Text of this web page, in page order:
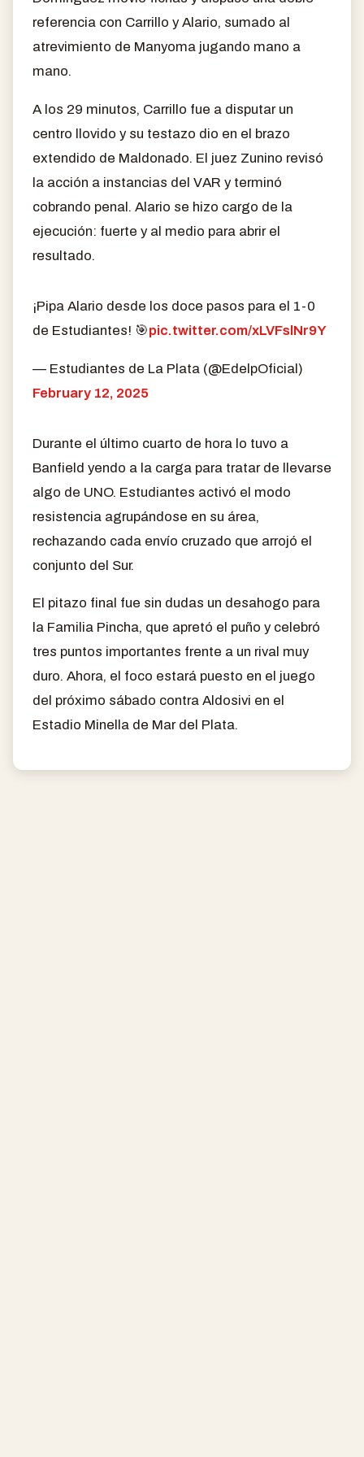
referencia con Carrillo y Alario, sumado al
atrevimiento de Manyoma jugando mano a
mano.
A los 29 minutos, Carrillo fue a disputar un
centro llovido y su testazo dio en el brazo
extendido de Maldonado. El juez Zunino revisó
la acción a instancias del VAR y terminó
cobrando penal. Alario se hizo cargo de la
ejecución: fuerte y al medio para abrir el
resultado.
¡Pipa Alario desde los doce pasos para el 1-0
de Estudiantes! 🎯pic.twitter.com/xLVFslNr9Y
— Estudiantes de La Plata (@EdelpOficial)
February 12, 2025
Durante el último cuarto de hora lo tuvo a
Banfield yendo a la carga para tratar de llevarse
algo de UNO. Estudiantes activó el modo
resistencia agrupándose en su área,
rechazando cada envío cruzado que arrojó el
conjunto del Sur.
El pitazo final fue sin dudas un desahogo para
la Familia Pincha, que apretó el puño y celebró
tres puntos importantes frente a un rival muy
duro. Ahora, el foco estará puesto en el juego
del próximo sábado contra Aldosivi en el
Estadio Minella de Mar del Plata.